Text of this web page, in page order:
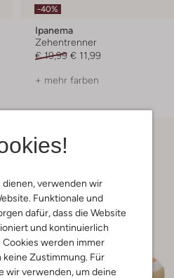
verwenden wir
Funktionale und
dafür, dass die Website
und kontinuierlich
werden immer
Zustimmung. Für
wir verwenden, um deine
-40%
Ipanema
Zehentrenner
€ 19,99 € 11,99
+ mehr farben